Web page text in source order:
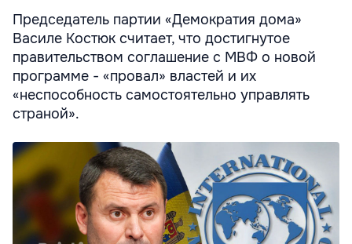
Председатель партии «Демократия дома»
Василе Костюк считает, что достигнутое
правительством соглашение с МВФ о новой
программе - «провал» властей и их
«неспособность самостоятельно управлять
страной».